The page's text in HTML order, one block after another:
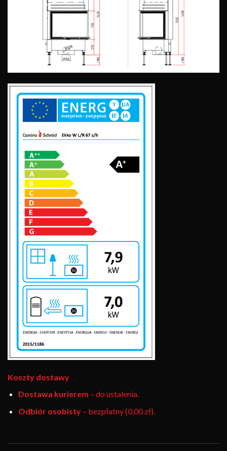
Koszty dostawy
Dostawa kurierem – do ustalenia.
Odbiór osobisty– bezpłatny (0,00 zł).